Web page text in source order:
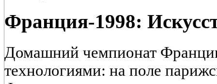
Франция-1998:
Домашний чемпионат
технологиями: на поле